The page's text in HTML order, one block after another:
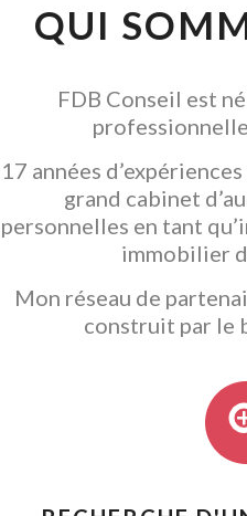
QUI
FDB Conseil est
17 années
grand cabinet
personnelles en tant
immobilier
Mon réseau de
construit par le